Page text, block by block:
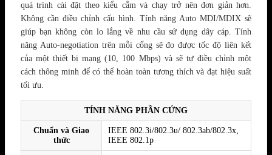
quá trình cài đặt theo kiểu cắm và chạy trở nên đơn giản hơn.
Không cần điều chỉnh cấu hình. Tính năng Auto MDI/MDIX sẽ
giúp bạn không còn lo lắng về nhu cầu sử dụng dây cáp. Tính
năng Auto-negotiation trên mỗi cổng sẽ đo được tốc độ liên kết
của một thiết bị mạng (10, 100 Mbps) và sẽ tự điều chỉnh một
cách thông minh để có thể hoàn toàn tương thích và đạt hiệu suất
tối ưu.
TÍNH NĂNG PHẦN CỨNG
Chuẩn và Giao
thức
IEEE 802.3i/802.3u/ 802.3ab/802.3x,
IEEE 802.1p